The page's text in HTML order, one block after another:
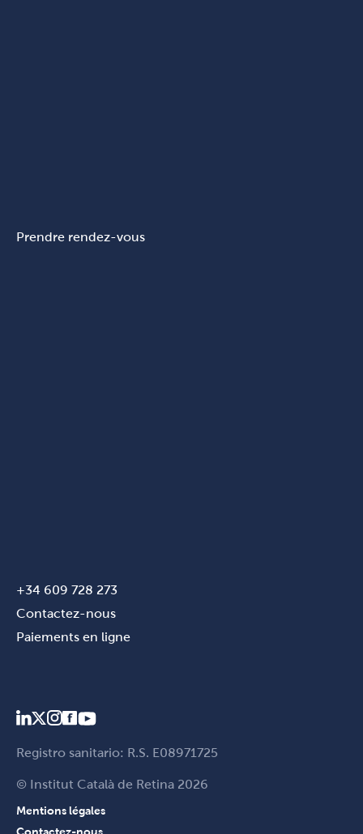
Prendre rendez-vous
+34 609 728 273
Contactez-nous
Paiements en ligne
Registro sanitario: R.S. E08971725
© Institut Català de Retina 2026
Mentions légales